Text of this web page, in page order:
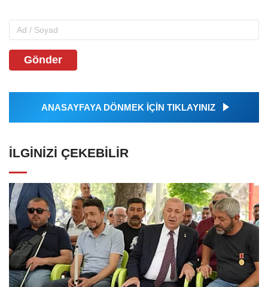
Gönder
ANASAYFAYA DÖNMEK İÇİN TIKLAYINIZ
İLGINIZI ÇEKEBILIR